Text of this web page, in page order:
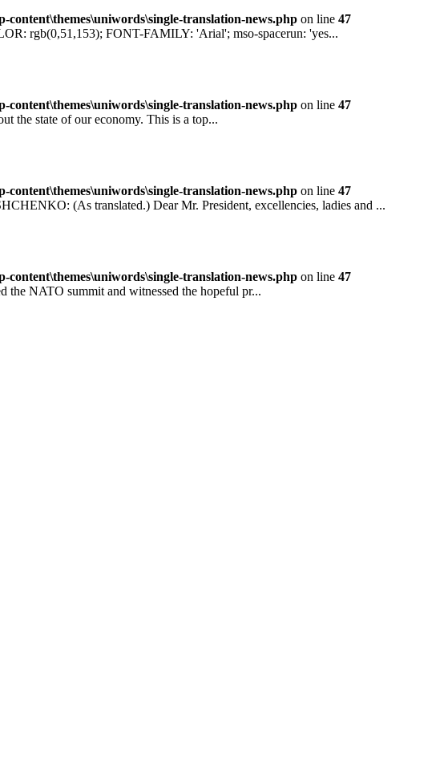
translation-news.php on line 47
rgb(0,51,153); FONT-FAMILY: 'Arial'; mso-spacerun: 'yes...
translation-news.php on line 47
state of our economy. This is a top...
translation-news.php on line 47
(As translated.) Dear Mr. President, excellencies, ladies and ...
translation-news.php on line 47
NATO summit and witnessed the hopeful pr...